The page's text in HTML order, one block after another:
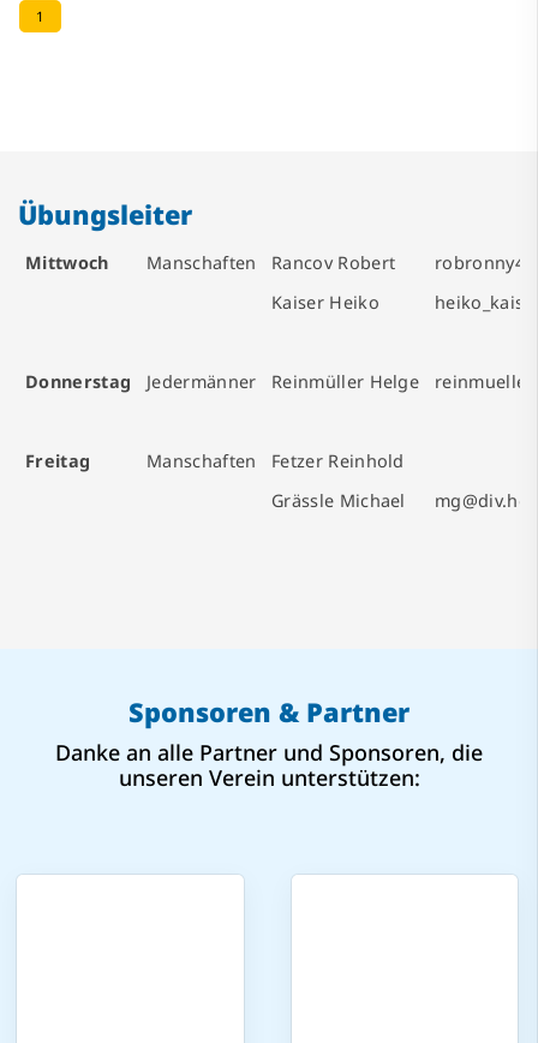
1
Übungsleiter
Mittwoch Manschaften Rancov Robert
Kaiser Heiko
Donnerstag Jedermänner Reinmüller Helge
Freitag Manschaften
Fetzer Reinhold
Grässle Michael
Sponsoren & Partner
Danke an alle Partner und Sponsoren, die
unseren Verein unterstützen: